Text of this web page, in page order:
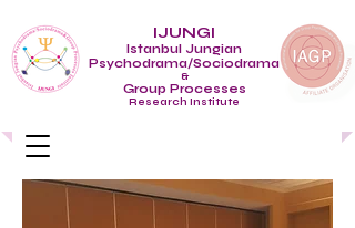
IJUNGI
Istanbul Jungian
Psychodrama/Sociodrama
&
Group Processes
Research Institute